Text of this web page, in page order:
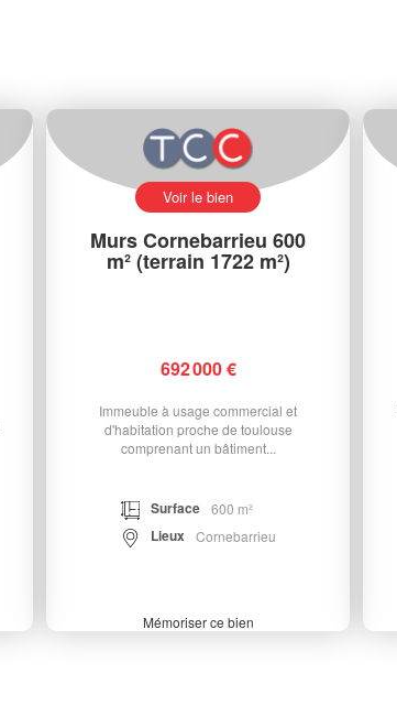
Voir le bien
Murs Cornebarrieu 600
m² (terrain 1722 m²)
692 000 €
Immeuble à usage commercial et
d'habitation proche de toulouse
comprenant un bâtiment...
Surface 600 m²
Lieux Cornebarrieu
Mémoriser ce bien